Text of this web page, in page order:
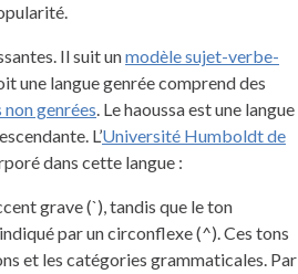
Il suit unmodèle sujet-verbe-
une langue genrée comprend des
genrées. Le haoussa est une langue
L’Université Humboldt de
dans cette langue :
grave (`), tandis que le ton
par un circonflexe (^). Ces tons
et les catégories grammaticales. Par